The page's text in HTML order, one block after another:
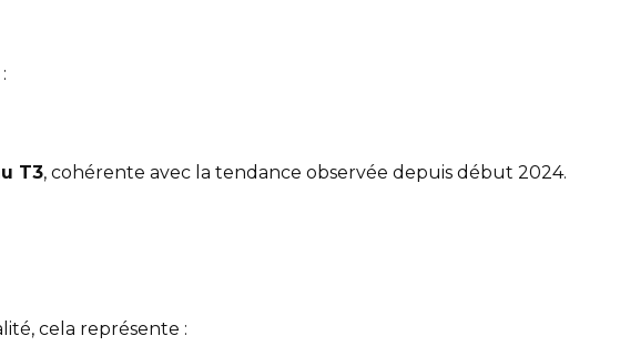
T3, cohérente avec la tendance observée depuis début 2024.
cela représente :